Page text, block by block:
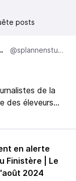
posts
d'enquête @splannenstudio
de la
des éleveurs
les
: « Entre
et la
» par
en alerte
Finistère | Le
2024